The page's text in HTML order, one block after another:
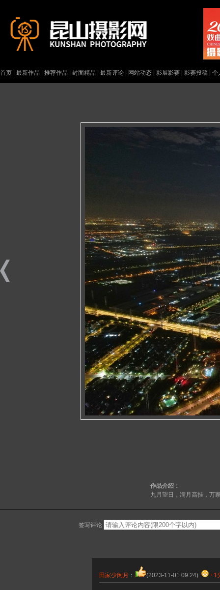
首页 最新作品 推荐作品 封面精品 最新评论 网站动态 影展影赛 影赛投稿 个
作品介绍：
九月望日，满月高挂，万
签写评论
田家少闲月 ： (2023-11-01 09:24) +1